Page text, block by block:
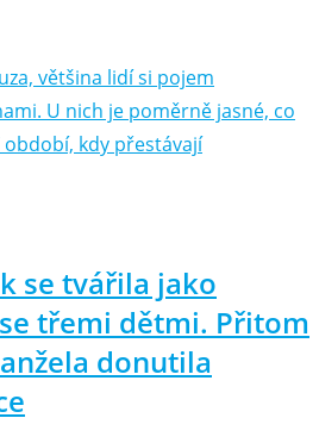
většina lidí si pojem
U nich je poměrně jasné, co
období, kdy přestávají
se tvářila jako
třemi dětmi. Přitom
donutila